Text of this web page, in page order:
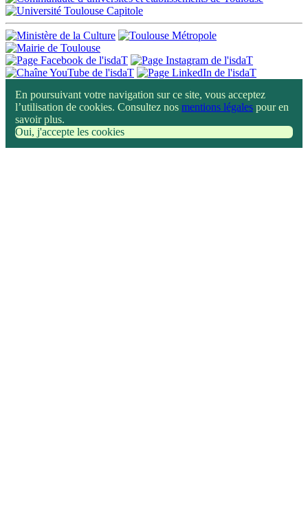
En poursuivant votre navigation sur ce site, vous acceptez
l’utilisation de cookies. Consultez nos mentions légales pour en
savoir plus.
Oui, j'accepte les cookies